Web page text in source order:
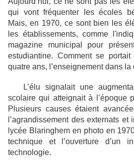
qui vont fréquenter les écoles
Mais, en 1970, ce sont bien les
les établissements, comme
magazine municipal pour
estudiantine. Comment se
quatre ans, l’enseignement dans
L’élu signalait une
scolaire qui atteignait à l’époque
Plusieurs causes étaient
l’agrandissement des externats
lycée Blaringhem en photo en
technique et l’ouverture d’un
technologie.